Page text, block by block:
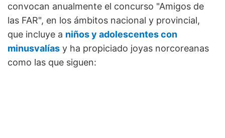
convocan anualmente el concurso "Amigos de
las FAR", en los ámbitos nacional y provincial,
que incluye a niños y adolescentes con
minusvalías y ha propiciado joyas norcoreanas
como las que siguen: